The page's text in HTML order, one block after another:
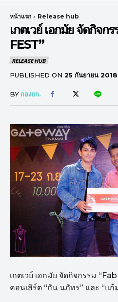
หน้าแรก Release hub
เกตเวย์ เอกมัย จัดกิจก
FEST”
RELEASE HUB
PUBLISHED ON 25 กันยายน 2018
BY กองบก.
เกตเวย์ เอกมัย จัดกิจกรรม
คอนเสิร์ต “กัน นภัทร” และ “แ